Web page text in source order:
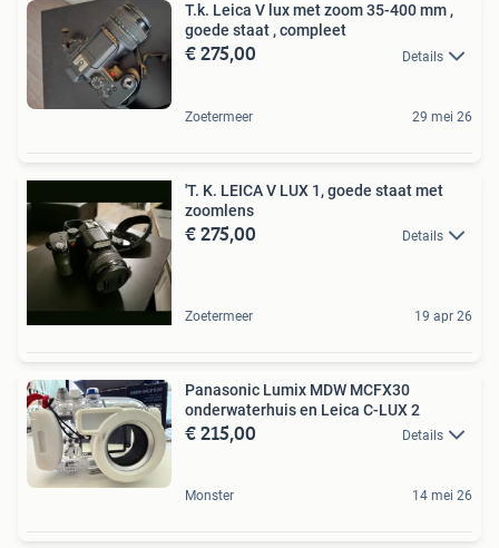
T.k. Leica V lux met zoom 35-400 mm ,
goede staat , compleet
€ 275,00 Details
Zoetermeer 29 mei 26
'T. K. LEICA V LUX 1, goede staat met
zoomlens
€ 275,00 Details
Zoetermeer 19 apr 26
Panasonic Lumix MDW MCFX30
onderwaterhuis en Leica C-LUX 2
€ 215,00 Details
Monster 14 mei 26